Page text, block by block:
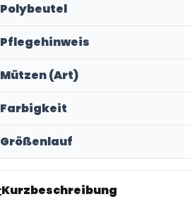
Polybeutel
Pflegehinweis
Mützen (Art)
Farbigkeit
Größenlauf
Kurzbeschreibung